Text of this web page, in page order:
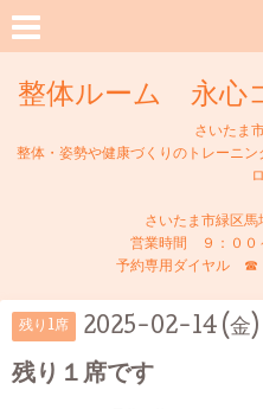
整体ルーム 永心
さいたま
整体・姿勢や健康づくりのトレーニ
さいたま市緑区
営業時間 ９：００
予約専用ダイヤル ☎
残り1席 2025-02-14 (金)
残り１席です